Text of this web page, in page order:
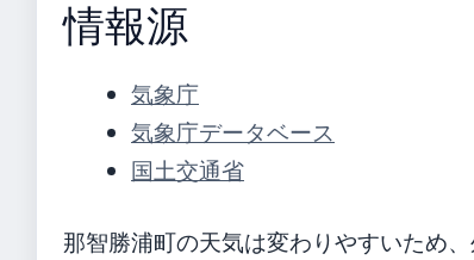
情報源
気象庁
気象庁データベース
国土交通省
那智勝浦町の天気は変わりやすいため